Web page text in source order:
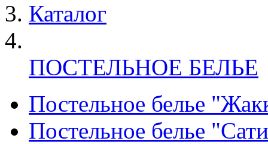
Каталог
ПОСТЕЛЬНОЕ БЕЛЬЕ
Постельное белье
Постельное белье